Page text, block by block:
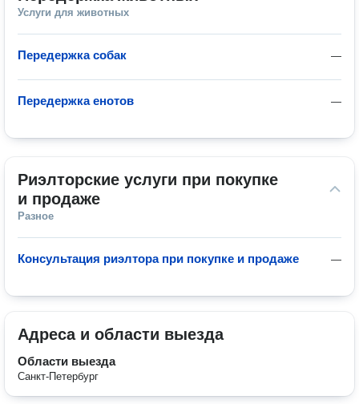
Услуги для животных
—
Передержка собак
—
Передержка енотов
Риэлторские услуги при покупке
и продаже
Разное
—
Консультация риэлтора при покупке и продаже
Адреса и области выезда
Области выезда
Санкт-Петербург